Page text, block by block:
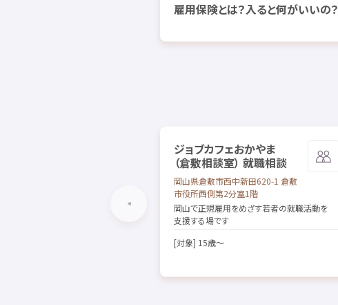
雇用保険とは？入ると何がいいの？
ジョブカフェおかやま
（倉敷相談室） 就職相談
岡山県倉敷市西中新田620-1 倉敷
市役所西側第2分室1 階
岡山で正規雇用をめざす若者の就職活動を
支援する場です
[対象] 15歳～